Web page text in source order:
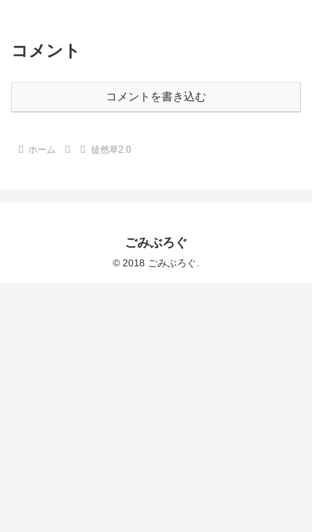
コメント
コメントを書き込む
ホーム 徒然草2.0
ごみぶろぐ
© 2018 ごみぶろぐ.